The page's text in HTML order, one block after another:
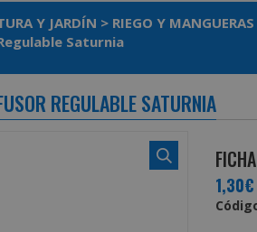
Y JARDÍN > RIEGO Y MANGUERAS
Saturnia
REGULABLE SATURNIA
1,30€